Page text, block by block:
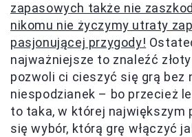
zapasowych także nie
nikomu nie życzymy utraty
pasjonującej przygody!
najważniejsze to znaleźć
pozwoli ci cieszyć się grą bez
niespodzianek – bo przecież
to taka, w której największym
się wybór, którą grę włączyć